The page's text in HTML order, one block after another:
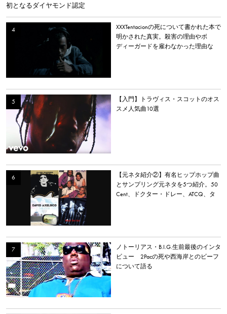
初となるダイヤモンド認定
XXXTentacionの死について書かれた本で
明かされた真実。殺害の理由やボ
ディーガードを雇わなかった理由な
【入門】トラヴィス・スコットのオス
スメ人気曲10選
【元ネタ紹介②】有名ヒップホップ曲
とサンプリング元ネタを5つ紹介。50
Cent、ドクター・ドレー、ATCQ、タ
ノトーリアス・B.I.G.生前最後のインタ
ビュー 2Pacの死や西海岸とのビーフ
について語る